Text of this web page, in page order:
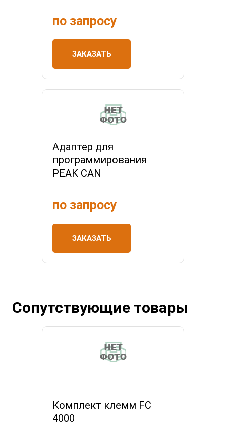
по запросу
ЗАКАЗАТЬ
Адаптер для
программирования
PEAK CAN
по запросу
ЗАКАЗАТЬ
Сопутствующие товары
Комплект клемм FC
4000